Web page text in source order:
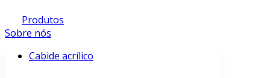
Produtos
Sobre nós
Cabide acrílico